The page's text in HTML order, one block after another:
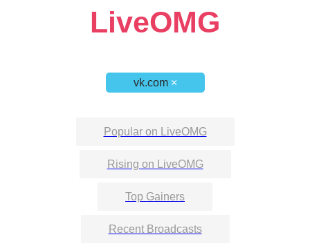
LiveOMG
vk.com ×
Popular on LiveOMG
Rising on LiveOMG
Top Gainers
Recent Broadcasts